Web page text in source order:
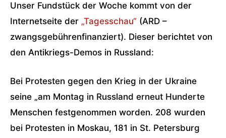
Unser Fundstück der Woche kommt von der
Internetseite der „Tagesschau“ (ARD –
zwangsgebührenfinanziert). Dieser berichtet von
den Antikriegs-Demos in Russland:
Bei Protesten gegen den Krieg in der Ukraine
seine „am Montag in Russland erneut Hunderte
Menschen festgenommen worden. 208 wurden
bei Protesten in Moskau, 181 in St. Petersburg